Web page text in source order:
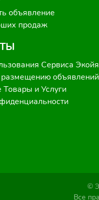
объявление
продаж
Сервиса Экойя
объявлений
и Услуги
©
Все